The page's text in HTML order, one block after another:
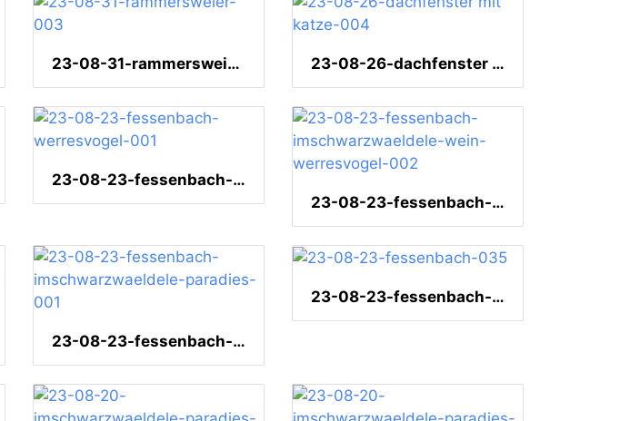
23-08-31-rammersweier-003 23-08-26-dachfenster mit katze-004
23-08-23-fessenbach-werresvogel-001
23-08-23-fessenbach-imschwarzwaeldele-wein-werresvogel-002
23-08-23-fessenbach-imschwarzwaeldele-paradies-001
23-08-23-fessenbach-035